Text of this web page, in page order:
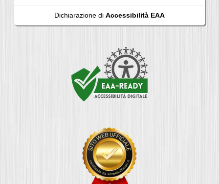
Dichiarazione di Accessibilità EAA